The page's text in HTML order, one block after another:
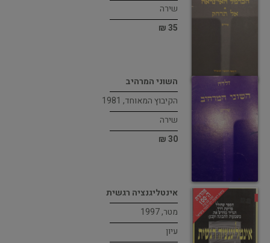
שירה
35 ₪
השוני המרהיב
הקיבוץ המאוחד, 1981
שירה
30 ₪
אינטליגנציה רגשית
מטר, 1997
עיון